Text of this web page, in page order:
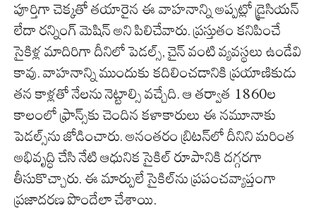
పూర్తిగా చెక్కతో తయారైన ఈ వాహనాన్ని అప్పట్లో డ్రైసియన్
లేదా రన్నింగ్ మెషిన్ అని పిలిచేవారు. ప్రస్తుతం కనిపించే
సైకిళ్ల మాదిరిగా దీనిలో పెడల్స్, చైన్ వంటి వ్యవస్థలు ఉండేవి
కావు. వాహనాన్ని ముందుకు కదిలించడానికి ప్రయాణికుడు
తన కాళ్లతో నేలను నెట్టాల్సి వచ్చేది. ఆ తర్వాత 1860ల
కాలంలో ఫ్రాన్స్‌కు చెందిన కళాకారులు ఈ నమూనాకు
పెడల్స్‌ను జోడించారు. అనంతరం బ్రిటన్‌లో దీనిని మరింత
అభివృద్ధి చేసి నేటి ఆధునిక సైకిల్ రూపానికి దగ్గరగా
తీసుకొచ్చారు. ఈ మార్పులే సైకిల్‌ను ప్రపంచవ్యాప్తంగా
ప్రజాదరణ పొందేలా చేశాయి.